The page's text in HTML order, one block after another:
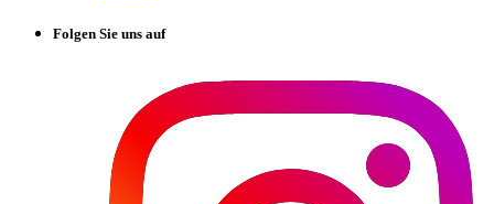
Folgen Sie uns auf